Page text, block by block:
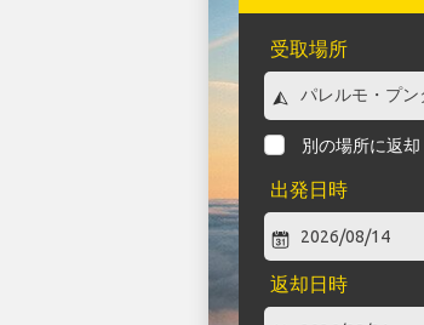
受取場所
別の場所に返却
出発日時
返却日時